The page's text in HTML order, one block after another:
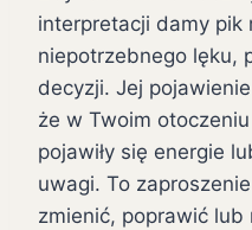
interpretacji damy pik
niepotrzebnego lęku,
decyzji. Jej
że w Twoim
pojawiły się energie
uwagi. To
zmienić, poprawić lub